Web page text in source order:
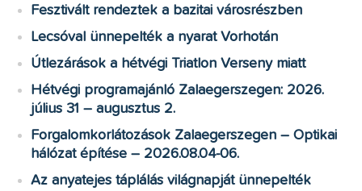
Fesztivált rendeztek a bazitai városrészben
Lecsóval ünnepelték a nyarat Vorhotán
Útlezárások a hétvégi Triatlon Verseny miatt
Hétvégi programajánló Zalaegerszegen: 2026.
július 31 – augusztus 2.
Forgalomkorlátozások Zalaegerszegen – Optikai
hálózat építése – 2026.08.04-06.
Az anyatejes táplálás világnapját ünnepelték